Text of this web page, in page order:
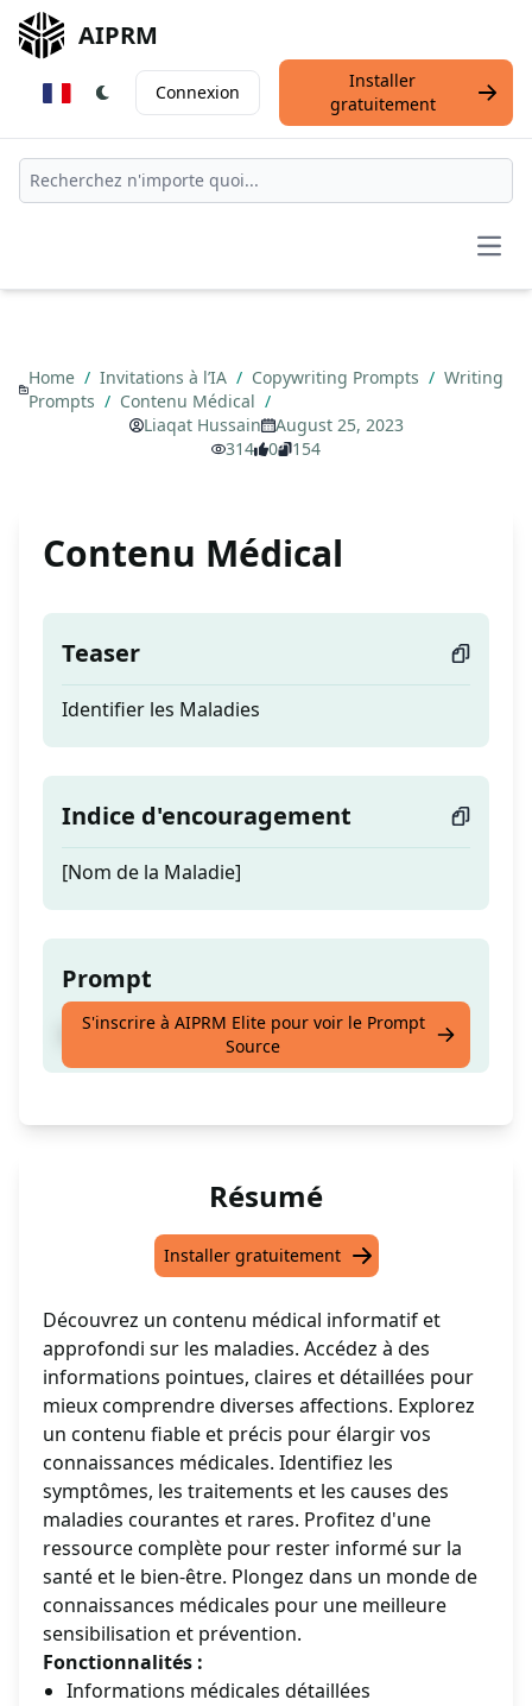
AIPRM
Connexion
Installer
gratuitement
Home / Invitations à l’IA / Copywriting Prompts / Writing
Prompts / Contenu Médical /
Liaqat Hussain
August 25, 2023
314
0 154
Contenu Médical
Teaser
Identifier les Maladies
Indice d'encouragement
[Nom de la Maladie]
Prompt
Identifier les Maladies
S'inscrire à AIPRM Elite pour voir le Prompt
Source
Résumé
Installer gratuitement
Découvrez un contenu médical informatif et
approfondi sur les maladies. Accédez à des
informations pointues, claires et détaillées pour
mieux comprendre diverses affections. Explorez
un contenu fiable et précis pour élargir vos
connaissances médicales. Identifiez les
symptômes, les traitements et les causes des
maladies courantes et rares. Profitez d'une
ressource complète pour rester informé sur la
santé et le bien-être. Plongez dans un monde de
connaissances médicales pour une meilleure
sensibilisation et prévention.
Fonctionnalités :
Informations médicales détaillées